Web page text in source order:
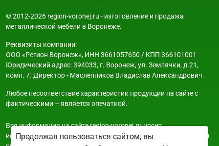
© 2012-2026 region-voronej.ru - изготовление и продажа
металлической мебели в Воронеже.
Реквизиты компании:
ООО «Регион Воронеж», ИНН 3661057650 / КПП 366101001
Юридический адрес: 394033, г. Воронеж, ул. Землячки, д.21,
комн. 7. Директор - Масленников Владислав Александрович.
Любое несоответствие характеристик продукции на сайте с
фактическими – является опечаткой.
Вся информация на сайте region-voronej.ru носит
исключительно ознакомительный и справочный характер и ни
Продолжая пользоваться сайтом, вы